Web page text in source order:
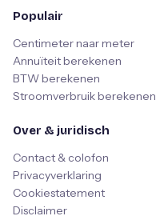
Populair
Centimeter naar meter
Annuïteit berekenen
BTW berekenen
Stroomverbruik berekenen
Over & juridisch
Contact & colofon
Privacyverklaring
Cookiestatement
Disclaimer